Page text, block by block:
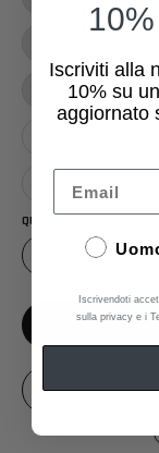
QUANTITÀ
Iscriviti alla
10% su
aggiornato
Email
Iscrivendoti
sulla privacy e i